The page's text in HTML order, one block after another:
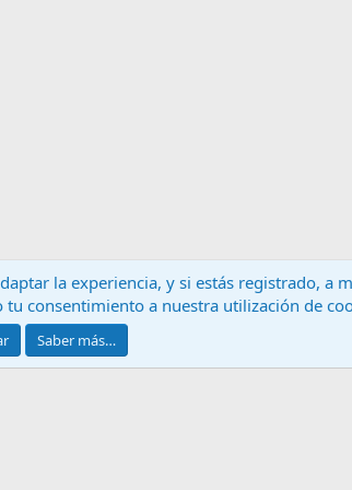
Contáctanos Términos y
® © 2010-2024 XenForo Ltd.
la experiencia, y si estás registrado, a
consentimiento a nuestra utilización de
Saber más…